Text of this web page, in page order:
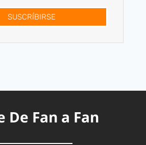
SUSCRÍBIRSE
De Fan a Fan